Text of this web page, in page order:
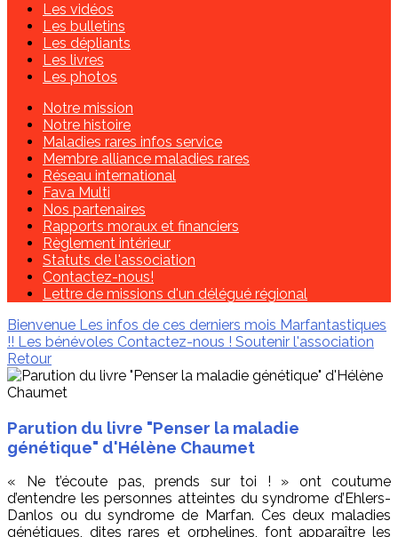
Les vidéos
Les bulletins
Les dépliants
Les livres
Les photos
Notre mission
Notre histoire
Maladies rares infos service
Membre alliance maladies rares
Réseau international
Fava Multi
Nos partenaires
Rapports moraux et financiers
Règlement intérieur
Statuts de l'association
Contactez-nous!
Lettre de missions d'un délégué régional
Bienvenue Les infos de ces derniers mois Marfantastiques
!! Les bénévoles Contactez-nous ! Soutenir l'association
Retour
Parution du livre "Penser la maladie
génétique" d'Hélène Chaumet
« Ne t’écoute pas, prends sur toi ! » ont coutume
d’entendre les personnes atteintes du syndrome d’Ehlers-
Danlos ou du syndrome de Marfan. Ces deux maladies
génétiques, dites rares et orphelines, font apparaître les